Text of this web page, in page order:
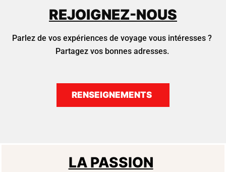
REJOIGNEZ-NOUS
Parlez de vos expériences de voyage vous intéresses ?
Partagez vos bonnes adresses.
RENSEIGNEMENTS
LA PASSION